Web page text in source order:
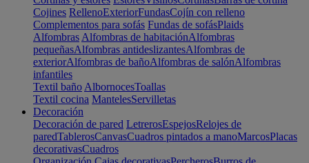
Cojines RellenoExteriorFundasCojín con relleno
Complementos para sofás Fundas de sofásPlaids
Alfombras Alfombras de habitaciónAlfombras
pequeñasAlfombras antideslizantesAlfombras de
exteriorAlfombras de bañoAlfombras de salónAlfombras
infantiles
Textil baño AlbornocesToallas
Textil cocina MantelesServilletas
Decoración
Decoración de pared LetrerosEspejosRelojes de
paredTablerosCanvasCuadros pintados a manoMarcosPlacas
decorativasCuadros